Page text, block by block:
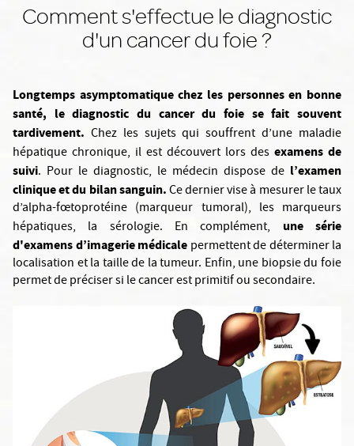
Comment s'effectue le diagnostic
d'un cancer du foie ?
Longtemps asymptomatique chez les personnes en bonne
santé, le diagnostic du cancer du foie se fait souvent
tardivement. Chez les sujets qui souffrent d’une maladie
hépatique chronique, il est découvert lors des examens de
suivi. Pour le diagnostic, le médecin dispose de l’examen
clinique et du bilan sanguin.Ce dernier vise à mesurer le taux
d’alpha-fœtoprotéine (marqueur tumoral), les marqueurs
hépatiques, la sérologie. En complément,
une série
d'examens d’imagerie médicale permettent de déterminer la
localisation et la taille de la tumeur. Enfin, une biopsie du foie
permet de préciser si le cancer est primitif ou secondaire.